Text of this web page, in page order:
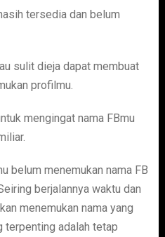
tersedia dan belum
sulit dieja dapat membuat
profilmu.
mengingat nama FBmu
belum menemukan nama FB
berjalannya waktu dan
menemukan nama yang
terpenting adalah tetap